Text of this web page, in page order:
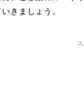
きましょう。